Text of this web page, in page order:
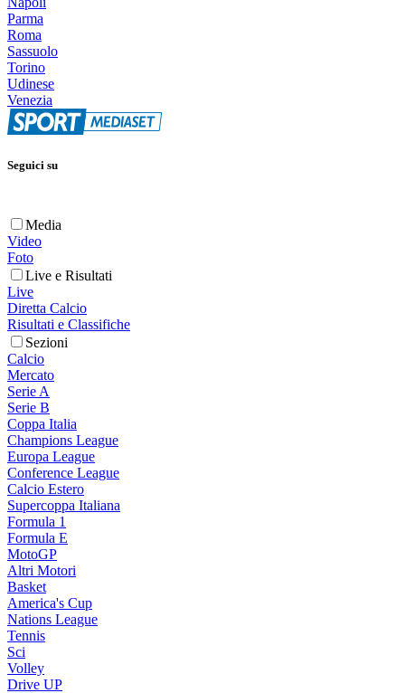
Parma
Roma
Sassuolo
Torino
Udinese
Venezia
Seguici su
Media
Video
Foto
Live e Risultati
Live
Diretta Calcio
Risultati e Classifiche
Sezioni
Calcio
Mercato
Serie A
Serie B
Coppa Italia
Champions League
Europa League
Conference League
Calcio Estero
Supercoppa Italiana
Formula 1
Formula E
MotoGP
Altri Motori
Basket
America's Cup
Nations League
Tennis
Sci
Volley
Drive UP